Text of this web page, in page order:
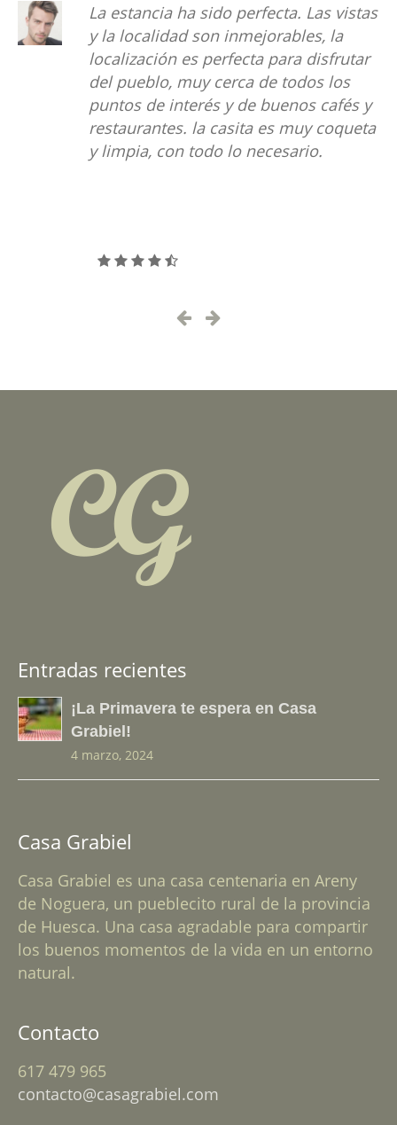
La estancia ha sido perfecta. Las vistas
y la localidad son inmejorables, la
localización es perfecta para disfrutar
del pueblo, muy cerca de todos los
puntos de interés y de buenos cafés y
restaurantes. la casita es muy coqueta
y limpia, con todo lo necesario.
Entradas recientes
¡La Primavera te espera en Casa
Grabiel!
4 marzo, 2024
Casa Grabiel
Casa Grabiel es una casa centenaria en Areny
de Noguera, un pueblecito rural de la provincia
de Huesca. Una casa agradable para compartir
los buenos momentos de la vida en un entorno
natural.
Contacto
617 479 965
contacto@casagrabiel.com